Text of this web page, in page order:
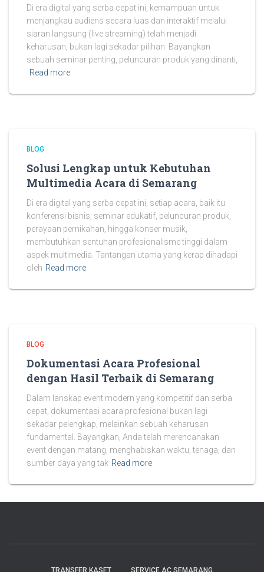
Di era digital yang serba cepat ini, kemampuan untuk
menjangkau audiens secara luas dan interaktif melalui
siaran langsung (live streaming) telah menjadi
keharusan, bukan lagi sekadar pilihan. Bayangkan
sebuah seminar penting, peluncuran produk yang dinanti,
Read more
BLOG
Solusi Lengkap untuk Kebutuhan
Multimedia Acara di Semarang
Di era digital yang serba cepat ini, setiap acara, baik itu
konferensi bisnis, seminar edukatif, peluncuran produk,
perayaan pernikahan, hingga konser musik,
membutuhkan sentuhan profesionalisme tinggi dalam
aspek multimedia. Tantangan utama yang kerap dihadapi
oleh Read more
BLOG
Dokumentasi Acara Profesional
dengan Hasil Terbaik di Semarang
Dalam lanskap event modern yang kompetitif dan serba
cepat, dokumentasi acara profesional bukan lagi
sekadar pelengkap, melainkan sebuah keharusan
fundamental. Bayangkan, Anda telah merencanakan
event dengan matang, menghabiskan waktu, tenaga, dan
sumber daya yang tak Read more